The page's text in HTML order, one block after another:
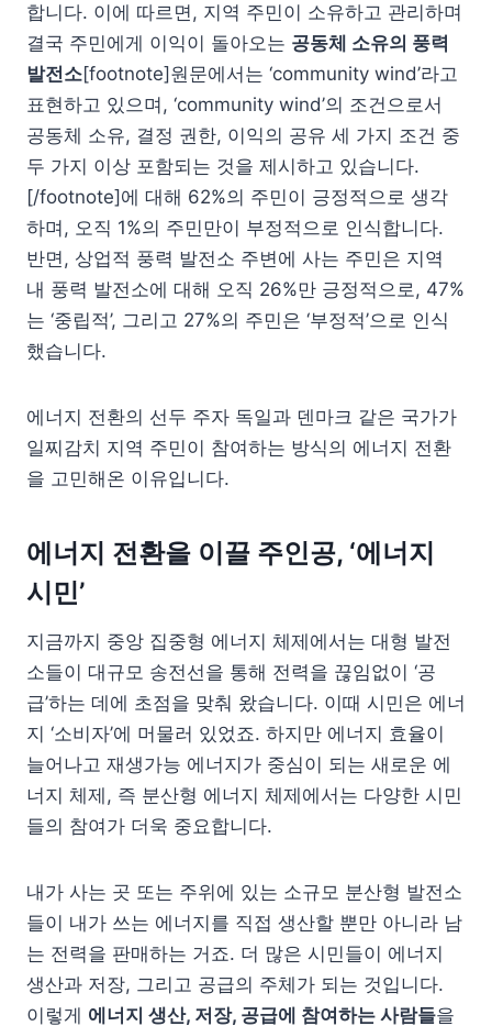
합니다. 이에 따르면, 지역 주민이 소유하고 관리하며
결국 주민에게 이익이 돌아오는 공동체 소유의 풍력
발전소[footnote]원문에서는 ‘community wind’라고
표현하고 있으며, ‘community wind’의 조건으로서
공동체 소유, 결정 권한, 이익의 공유 세 가지 조건 중
두 가지 이상 포함되는 것을 제시하고 있습니다.
[/footnote]에 대해 62%의 주민이 긍정적으로 생각
하며, 오직 1%의 주민만이 부정적으로 인식합니다.
반면, 상업적 풍력 발전소 주변에 사는 주민은 지역
내 풍력 발전소에 대해 오직 26%만 긍정적으로, 47%
는 ‘중립적’, 그리고 27%의 주민은 ‘부정적’으로 인식
했습니다.
에너지 전환의 선두 주자 독일과 덴마크 같은 국가가
일찌감치 지역 주민이 참여하는 방식의 에너지 전환
을 고민해온 이유입니다.
에너지 전환을 이끌 주인공, ‘에너지
시민’
지금까지 중앙 집중형 에너지 체제에서는 대형 발전
소들이 대규모 송전선을 통해 전력을 끊임없이 ‘공
급’하는 데에 초점을 맞춰 왔습니다. 이때 시민은 에너
지 ‘소비자’에 머물러 있었죠. 하지만 에너지 효율이
늘어나고 재생가능 에너지가 중심이 되는 새로운 에
너지 체제, 즉 분산형 에너지 체제에서는 다양한 시민
들의 참여가 더욱 중요합니다.
내가 사는 곳 또는 주위에 있는 소규모 분산형 발전소
들이 내가 쓰는 에너지를 직접 생산할 뿐만 아니라 남
는 전력을 판매하는 거죠. 더 많은 시민들이 에너지
생산과 저장, 그리고 공급의 주체가 되는 것입니다.
이렇게 에너지 생산, 저장, 공급에 참여하는 사람들을